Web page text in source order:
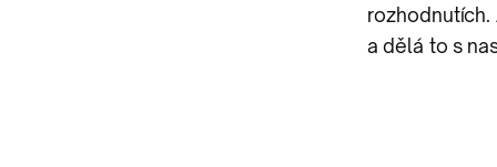
rozhodnutích.
a dělá to s